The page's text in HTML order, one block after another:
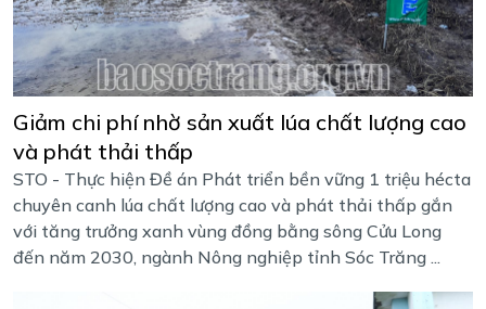
Giảm chi phí nhờ sản xuất lúa chất lượng cao
và phát thải thấp
STO - Thực hiện Đề án Phát triển bền vững 1 triệu hécta
chuyên canh lúa chất lượng cao và phát thải thấp gắn
với tăng trưởng xanh vùng đồng bằng sông Cửu Long
đến năm 2030, ngành Nông nghiệp tỉnh Sóc Trăng ...